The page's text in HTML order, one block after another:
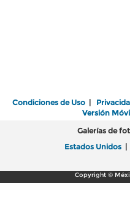
Condiciones de Uso |
Versión
Galerías de
Estados Unidos |
Copyright ©